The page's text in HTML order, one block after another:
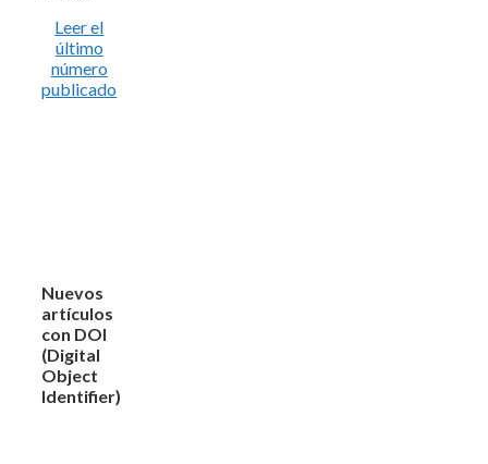
Leer el
último
número
publicado
Nuevos
artículos
con DOI
(Digital
Object
Identifier)